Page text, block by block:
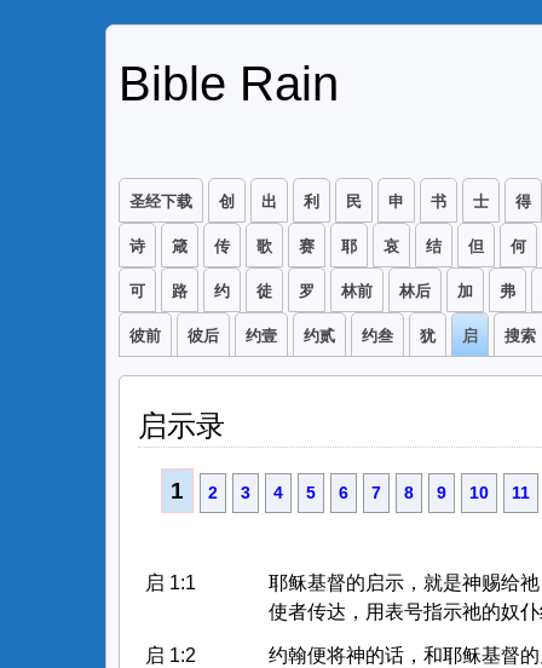
Bible Rain
圣经下载 创 出 利 民 申 书 士 得
诗 箴 传 歌 赛 耶 哀 结 但 何
可 路 约 徒 罗 林前 林后 加 弗
彼前 彼后 约壹 约贰 约叁 犹 启 搜索
启示录
1 2 3 4 5 6 7 8 9 10 11
启 1:1
耶稣基督的启示，就是神赐给
使者传达，用表号指示祂的奴
启 1:2 约翰便将神的话，和耶稣基督